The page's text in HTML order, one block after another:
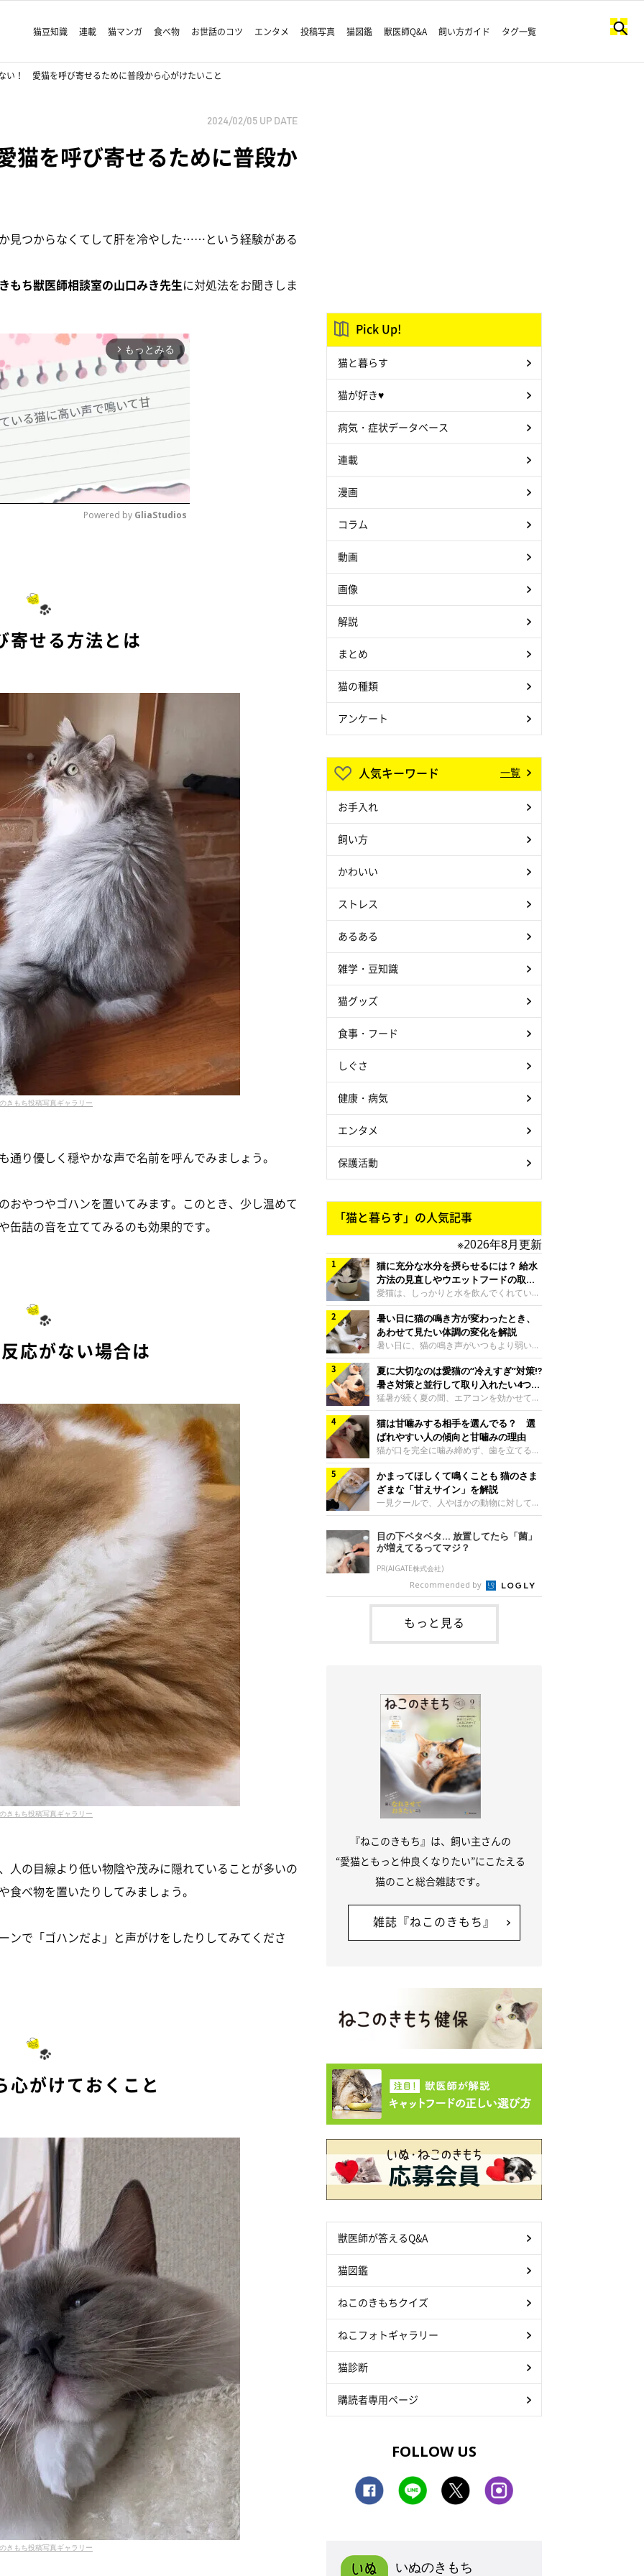
猫豆知識 連載 猫マンガ 食べ物 お世話のコツ エンタメ 投稿写真 猫図鑑 獣医師Q&A 飼い方ガイド タグ一覧
い！ 愛猫を呼び寄せるために普段から心がけたいこと
2024/02/05 UP DATE
を呼び寄せるために普段か
見つからなくてして肝を冷やした……という経験がある
もち獣医師相談室の山口みき先生に対処法をお聞きしま
arrow_forward_ios もっとみる
Powered by GliaStudios
寄せる方法とは
きもち投稿写真ギャラリー
り優しく穏やかな声で名前を呼んでみましょう。
おやつやゴハンを置いてみます。このとき、少し温めて
詰の音を立ててみるのも効果的です。
応がない場合は
きもち投稿写真ギャラリー
人の目線より低い物陰や茂みに隠れていることが多いの
べ物を置いたりしてみましょう。
ンで「ゴハンだよ」と声がけをしたりしてみてくださ
心がけておくこと
きもち投稿写真ギャラリー
Pick Up!
猫と暮らす
猫が好き♥
病気・症状データベース
連載
漫画
コラム
動画
画像
解説
まとめ
猫の種類
アンケート
人気キーワード 一覧
お手入れ
飼い方
かわいい
ストレス
あるある
雑学・豆知識
猫グッズ
食事・フード
しぐさ
健康・病気
エンタメ
保護活動
「猫と暮らす」の人気記事
※2026年8月更新
猫に充分な水分を摂らせるには？ 給水
方法の見直しやウエットフードの取り
入れ方を解説
愛猫は、しっかりと水を飲んでくれていま
すか？ 夏場はエアコンで室内が涼しいこ
ともあり、猫があまり水を飲まないこと
も。積極的に水分を摂らせるためには、給
水方法を見直したり、フードから水分を摂
らせたりする方法があります。今回は獣医
師の重本仁先生に、猫に水分を摂らせるた
めにできるためできる工夫を教えていただ
きました。ボウルの高さを愛猫の好みにね
このきもち投稿写真ギャラリー水飲みボウ
ルの高さは、猫が飲むときに頭が胃より下
にならないように設定すると飲みやすいで
しょう。首を深く折り曲げずに済むため、
関節や食道への負
暑い日に猫の鳴き方が変わったとき、
あわせて見たい体調の変化を解説
暑い日に、猫の鳴き声がいつもより弱い、
かすれる、しつこく鳴くなど、ふだんと違
って聞こえることがあります。 そんなと
き、あわせてどのような様子を確認したら
よいのでしょうか。暑い日に猫の鳴き方が
変わるときの見方や注意したい体調の変化
などについて、ねこのきもち獣医師相談室
の山口みき先生に伺いました。 鳴き方の
変化だけで判断せず、全身の様子も確認し
てねこのきもち投稿写真ギャラリー猫の鳴
き方が変わったとき、暑さと関係している
ように見えることがあります。 ただ、鳴
き声だけで原因を決めるのは難しく、体調
や環境の変化を
夏に大切なのは愛猫の“冷えすぎ”対策⁉
暑さ対策と並行して取り入れたい4つの
工夫
猛暑が続く夏の間、エアコンを効かせて室
内を冷やしますよね。しかし、人にとって
は快適な温度でも、猫にとっては温度が低
すぎることも。暑さ対策と並行して、冷え
すぎ対策もしっかりと行うことが大切で
す。今回は獣医師の重本仁先生に、猫の冷
えすぎを防ぐ4つの対策を教えていただき
ました。（1） 冷房の効いていない部屋に
行き来できるようにするねこのきもち投稿
写真ギャラリー猫が寒いと感じたときに、
ましょう。冷房の効いていない部屋や廊下
へも自由に行き来できるように、ドアは猫
が通れる程度に
猫は甘噛みする相手を選んでる？ 選
ばれやすい人の傾向と甘噛みの理由
猫が口を完全に噛み締めず、歯を立てる程
度に噛む“甘噛み”。遊びやスキンシップの
ときに繰り出すことがありますが、同じ家
族でも噛まれる頻度に違いがあると感じる
ことも。ねこのきもちWEB MAGAZINEで
は、飼い主さんたちにアンケートを実施
し、愛猫が甘噛みする相手を選んでいると
感じる状況を教えてもらいました。また、
ねこのきもち獣医師相談室の原駿太朗先生
には、実際に猫は甘噛みする相手を選んで
いるのか、その真相をお聞きします。約6
割の飼い主さんが「甘噛みする相手を選ん
でいる」と感じていた※2026年5月実施
かまってほしくて鳴くことも 猫のさま
ざまな「甘えサイン」を解説
一見クールで、人やほかの動物に対してあ
まり求めないように見える猫。しかし、実
は甘えん坊な性格の猫も少なくありませ
ん。今回は猫たちが出している“甘えサイ
ン”について、帝京科学大学生命環境学部
アニマルサイエンス学科准教授の加隈良枝
先生に教えていただきました。鳴くのは、
かまってほしいサインねこのきもち投稿写
真ギャラリーもともと、子猫が親猫に対し
てお世話を求めるときに鳴き声を使いま
す。子猫なので「ニャー」よりもややか細
い「ミャア」といった鳴き声になります
目の下ベタベタ… 放置してたら「菌」
が増えてるってマジ？
PR(AIGATE株式会社)
Recommended by
もっと見る
『ねこのきもち』は、飼い主さんの
“愛猫ともっと仲良くなりたい”にこたえる
猫のこと総合雑誌です。
雑誌『ねこのきもち』
獣医師が答えるQ&A
猫図鑑
ねこのきもちクイズ
ねこフォトギャラリー
猫診断
購読者専用ページ
FOLLOW US
いぬのきもち